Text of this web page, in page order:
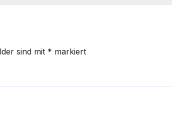
sind mit * markiert